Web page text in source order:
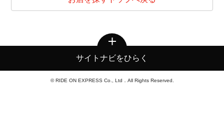
サイトナビをひらく
© RIDE ON EXPRESS Co., Ltd．All Rights Reserved.